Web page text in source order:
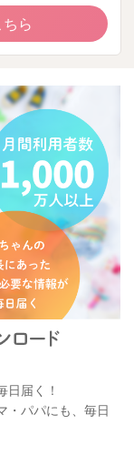
ら
届く！
・パパにも、毎日